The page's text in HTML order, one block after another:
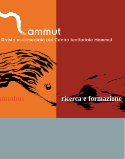
ricerca e formazione